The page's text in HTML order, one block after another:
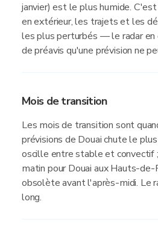
janvier) est le plus humide.
en extérieur, les trajets et les
les plus perturbés — le radar
de préavis qu'une prévision ne
Mois de transition
Les mois de transition sont
prévisions de Douai chute le
oscille entre stable et convectif
matin pour Douai aux Hauts-
obsolète avant l'après-midi. Le
long.